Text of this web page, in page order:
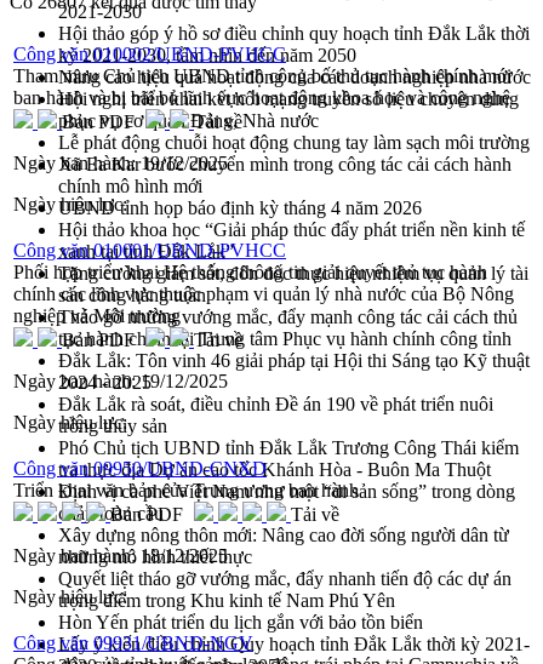
2021-2030
Hội thảo góp ý hồ sơ điều chỉnh quy hoạch tỉnh Đắk Lắk thời
kỳ 2021-2030, tầm nhìn đến năm 2050
Nâng cao hiệu quả hoạt động của các doanh nghiệp nhà nước
Hội nghị triển khai kết nối mạng truyền số liệu chuyên dùng
phục vụ cơ quan Đảng, Nhà nước
Lễ phát động chuỗi hoạt động chung tay làm sạch môi trường
Xã Ea Kar bước chuyển mình trong công tác cải cách hành
chính mô hình mới
UBND tỉnh họp báo định kỳ tháng 4 năm 2026
Hội thảo khoa học “Giải pháp thúc đẩy phát triển nền kinh tế
xanh tại tỉnh Đắk Lắk”
Tăng cường giám sát, đôn đốc thực hiện nhiệm vụ quản lý tài
sản công hàng tuần
Tháo gỡ những vướng mắc, đẩy mạnh công tác cải cách thủ
tục hành chính tại Trung tâm Phục vụ hành chính công tỉnh
Đắk Lắk: Tôn vinh 46 giải pháp tại Hội thi Sáng tạo Kỹ thuật
2024 - 2025
Đắk Lắk rà soát, điều chỉnh Đề án 190 về phát triển nuôi
trồng thủy sản
Phó Chủ tịch UBND tỉnh Đắk Lắk Trương Công Thái kiểm
tra thực địa Dự án cao tốc Khánh Hòa - Buôn Ma Thuột
Định vị cà phê Việt Nam như một “di sản sống” trong dòng
chảy toàn cầu
Xây dựng nông thôn mới: Nâng cao đời sống người dân từ
những mô hình thiết thực
Quyết liệt tháo gỡ vướng mắc, đẩy nhanh tiến độ các dự án
trọng điểm trong Khu kinh tế Nam Phú Yên
Hòn Yến phát triển du lịch gắn với bảo tồn biển
Lấy ý kiến điều chỉnh Quy hoạch tỉnh Đắk Lắk thời kỳ 2021-
Công văn 010002/UBND-PVHCC
Tham mưu Chủ tịch UBND tỉnh công bố thủ tục hành chính mới
ban hành và bị bãi bỏ lĩnh vực hoạt động khoa học và công nghệ
Bản PDF
Tải về
Ngày ban hành:19/12/2025
Ngày hiệu lực:
Công văn 010001/UBND-PVHCC
Phối hợp triển khai Hệ thống thông tin giải quyết thủ tục hành
chính các lĩnh vực thuộc phạm vi quản lý nhà nước của Bộ Nông
nghiệp và Môi trường
Bản PDF
Tải về
Ngày ban hành:19/12/2025
Ngày hiệu lực:
Công văn 09950/UBND-CNXD
Triển khai văn bản của Trung ương ban hành
Bản PDF
Tải về
Ngày ban hành:18/12/2025
Ngày hiệu lực:
Công văn 09931/UBND-NGV